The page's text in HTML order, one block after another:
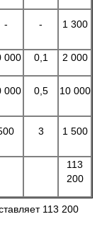
- - 1 300
000 0,1 2 000
000 0,5 10 000
3 1 500
113
200
113 200